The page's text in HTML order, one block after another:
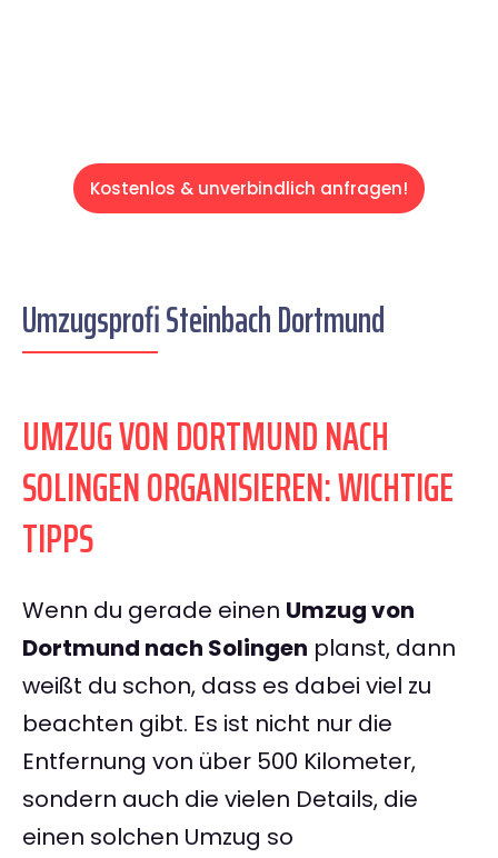
Kostenlos & unverbindlich anfragen!
Umzugsprofi Steinbach Dortmund
UMZUG VON DORTMUND NACH
SOLINGEN ORGANISIEREN: WICHTIGE
TIPPS
Wenn du gerade einen Umzug von
Dortmund nach Solingen planst, dann
weißt du schon, dass es dabei viel zu
beachten gibt. Es ist nicht nur die
Entfernung von über 500 Kilometer,
sondern auch die vielen Details, die
einen solchen Umzug so